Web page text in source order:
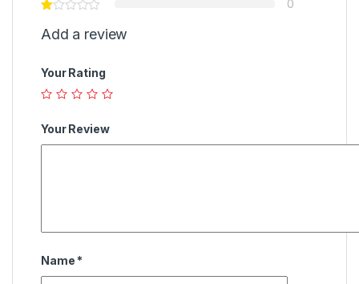
0
Add a review
Your Rating
Your Review
Name *